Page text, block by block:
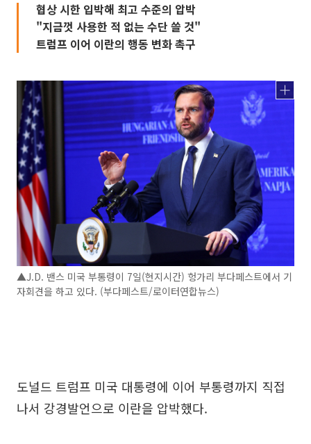
협상 시한 입박해 최고 수준의 압박
"지금껏 사용한 적 없는 수단 쓸 것"
트럼프 이어 이란의 행동 변화 촉구
▲J.D. 밴스 미국 부통령이 7일(현지시간) 헝가리 부다페스트에서 기
자회견을 하고 있다. (부다페스트/로이터연합뉴스)
도널드 트럼프 미국 대통령에 이어 부통령까지 직접
나서 강경발언으로 이란을 압박했다.